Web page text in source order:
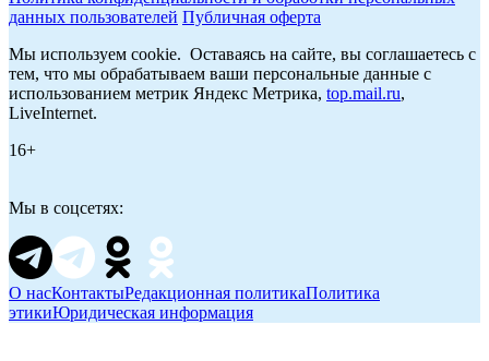
данных пользователей Публичная оферта
Мы используем cookie. Оставаясь на сайте, вы соглашаетесь с
тем, что мы обрабатываем ваши персональные данные с
использованием метрик Яндекс Метрика, top.mail.ru,
LiveInternet.
16+
Мы в соцсетях:
О насКонтактыРедакционная политикаПолитика
этикиЮридическая информация